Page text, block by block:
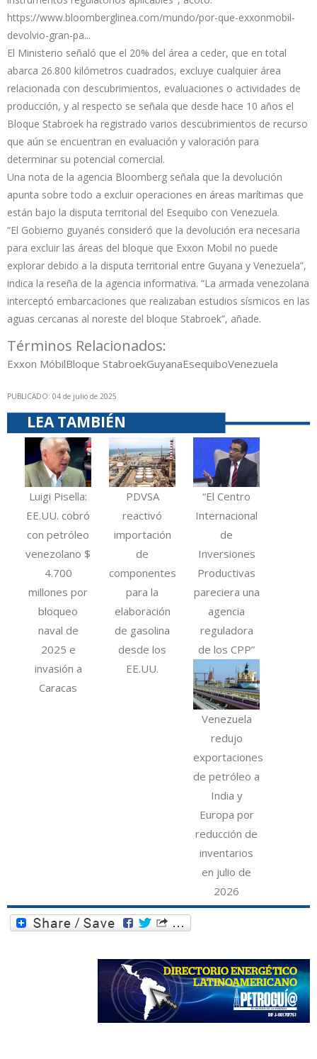
https://www.bloomberglinea.com/mundo/por-que-exxonmobil-
devolvio-gran-pa...
El Ministerio señaló que el 20% del área a ceder, que en total
abarca 26.800 kilómetros cuadrados, excluye cualquier área
relacionada con descubrimientos, evaluaciones o actividades de
producción, y al respecto se señala que desde hace 10 años el
Bloque Stabroek ha registrado varios descubrimientos de recurso
que aún se encuentran en evaluación y valoración para
determinar su potencial comercial.
Una nota de la agencia Bloomberg señala que la devolución
apunta sobre todo a excluir operaciones en áreas marítimas que
están bajo la disputa territorial del Esequibo con Venezuela.
“El Gobierno guyanés consideró que la devolución era necesaria
para excluir las áreas del bloque que Exxon Mobil no puede
explorar debido a la disputa territorial entre Guyana y Venezuela”,
indica la reseña de la agencia informativa. “La armada venezolana
interceptó embarcaciones que realizaban estudios sísmicos en las
aguas cercanas al noreste del bloque Stabroek”, añade.
Términos Relacionados:
Exxon MóbilBloque StabroekGuyanaEsequiboVenezuela
PUBLICADO: 04 de julio de 2025
LEA TAMBIÉN
Luigi Pisella:
EE.UU. cobró
con petróleo
venezolano $
4.700
millones por
bloqueo
naval de
2025 e
invasión a
Caracas
PDVSA
reactivó
importación
de
componentes
para la
elaboración
de gasolina
desde los
EE.UU.
“El Centro
Internacional
de
Inversiones
Productivas
pareciera una
agencia
reguladora
de los CPP”
Venezuela
redujo
exportaciones
de petróleo a
India y
Europa por
reducción de
inventarios
en julio de
2026